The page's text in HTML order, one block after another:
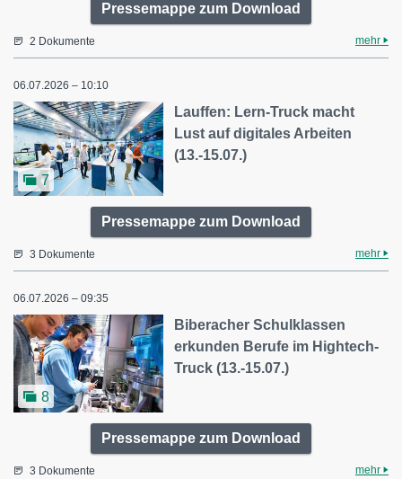
Pressemappe zum Download
2 Dokumente mehr
06.07.2026 – 10:10
7
Lauffen: Lern-Truck macht
Lust auf digitales Arbeiten
(13.-15.07.)
Pressemappe zum Download
3 Dokumente mehr
06.07.2026 – 09:35
8
Biberacher Schulklassen
erkunden Berufe im Hightech-
Truck (13.-15.07.)
Pressemappe zum Download
3 Dokumente mehr